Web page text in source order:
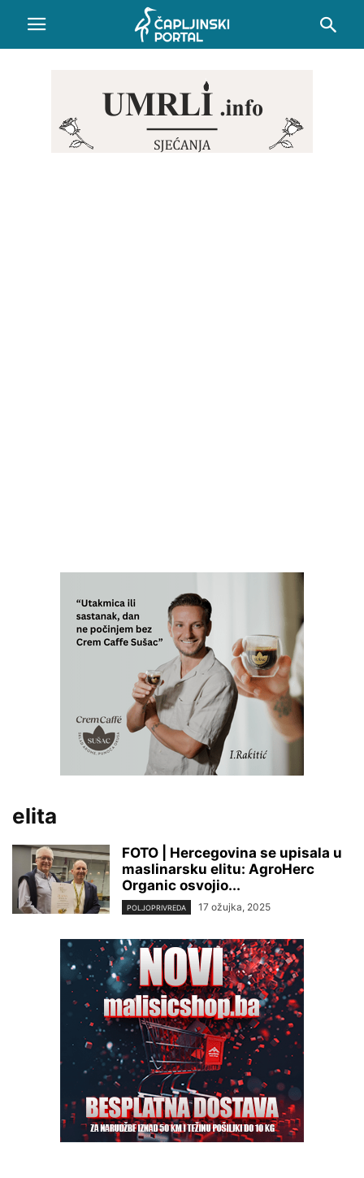
elita
FOTO | Hercegovina se upisala u
maslinarsku elitu: AgroHerc
Organic osvojio...
POLJOPRIVREDA 17 ožujka, 2025